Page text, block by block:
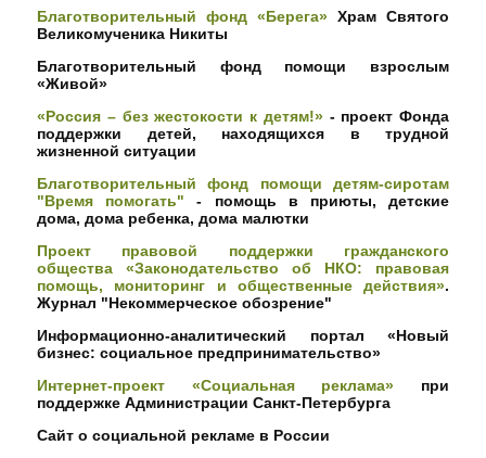
Благотворительный фонд «Берега» Храм Святого
Великомученика Никиты
Благотворительный фонд помощи взрослым
«Живой»
«Россия – без жестокости к детям!»- проект Фонда
поддержки детей, находящихся в трудной
жизненной ситуации
Благотворительный фонд помощи детям-сиротам
"Время помогать" - помощь в приюты, детские
дома, дома ребенка, дома малютки
Проект правовой поддержки гражданского
общества «Законодательство об НКО: правовая
помощь, мониторинг и общественные действия».
Журнал "Некоммерческое обозрение"
Информационно-аналитический портал «Новый
бизнес: социальное предпринимательство»
Интернет-проект «Социальная реклама» при
поддержке Администрации Санкт-Петербурга
Сайт о социальной рекламе в России